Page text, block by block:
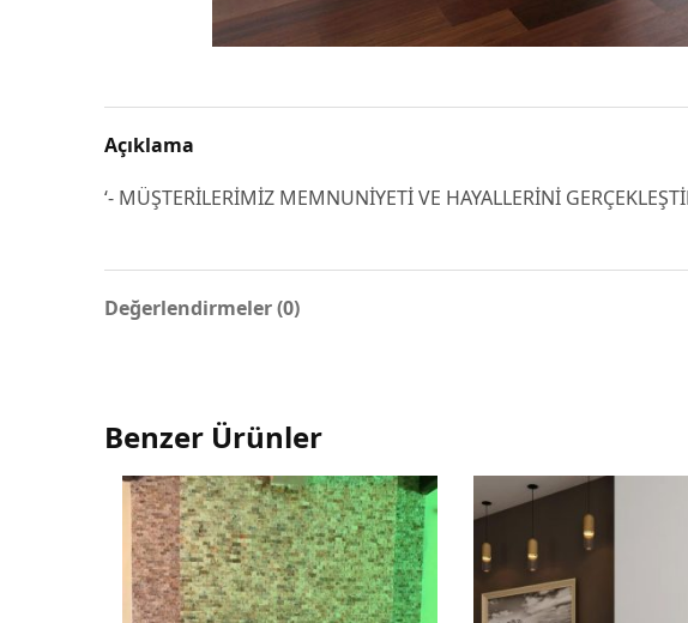
Açıklama
‘- MÜŞTERİLERİMİZ MEMNUNİYETİ VE HAYALLERİNİ
Değerlendirmeler (0)
Benzer Ürünler